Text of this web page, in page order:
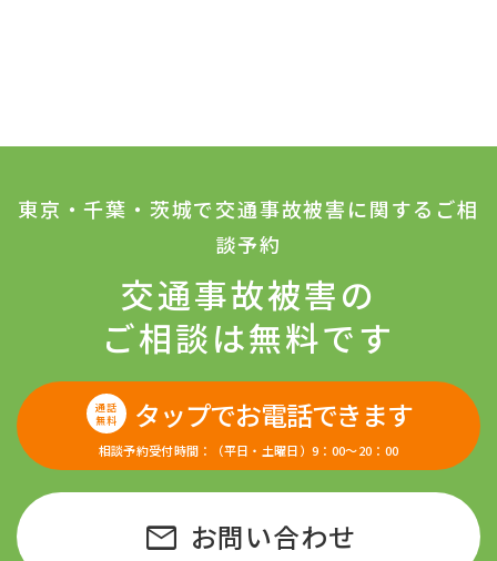
交通事故被害の
ご相談は無料です
東京・千葉・茨城で交通事故被害に関するご相
談予約
通話
無料
タップでお電話できます
相談予約受付時間：（平日・土曜日）9：00〜20：00
mail お問い合わせ